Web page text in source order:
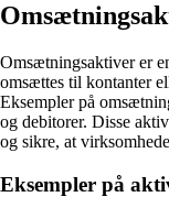
Omsætningsaktiver er
omsættes til kontanter
Eksempler på
og debitorer. Disse
og sikre, at
Eksempler på